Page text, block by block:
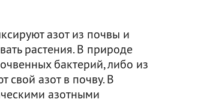
азот из почвы и
растения. В природе
бактерий, либо из
свой азот в почву. В
азотными